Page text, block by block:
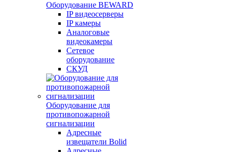
Оборудование BEWARD
IP видеосерверы
IP камеры
Аналоговые
видеокамеры
Сетевое
оборудование
СКУД
Оборудование для
противопожарной
сигнализации
Адресные
извещатели Bolid